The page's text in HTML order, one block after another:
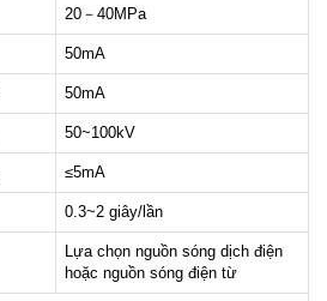
20－40MPa
50mA
50mA
50~100kV
≤5mA
0.3~2 giây/lần
Lựa chọn nguồn sóng dịch điện
hoặc nguồn sóng điện từ